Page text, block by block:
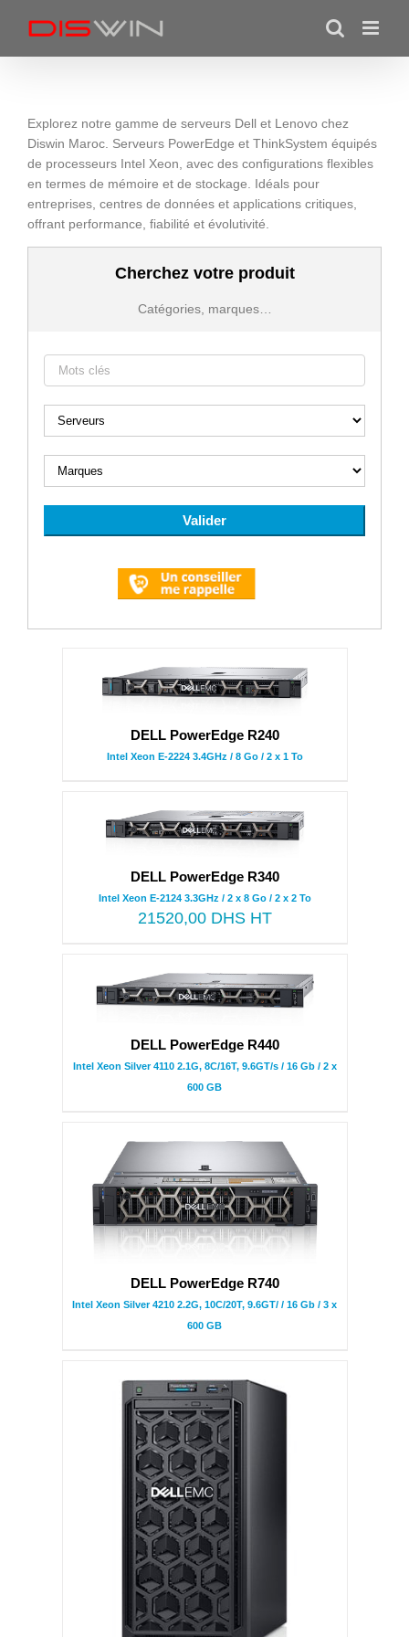
Explorez notre gamme de serveurs Dell et Lenovo chez
Diswin Maroc. Serveurs PowerEdge et ThinkSystem équipés
de processeurs Intel Xeon, avec des configurations flexibles
en termes de mémoire et de stockage. Idéals pour
entreprises, centres de données et applications critiques,
offrant performance, fiabilité et évolutivité.
Cherchez votre produit
Catégories, marques…
DELL PowerEdge R240
Intel Xeon E-2224 3.4GHz / 8 Go / 2 x 1 To
DELL PowerEdge R340
Intel Xeon E-2124 3.3GHz / 2 x 8 Go / 2 x 2 To
21520,00DHS HT
DELL PowerEdge R440
Intel Xeon Silver 4110 2.1G, 8C/16T, 9.6GT/s / 16 Gb / 2 x
600 GB
DELL PowerEdge R740
Intel Xeon Silver 4210 2.2G, 10C/20T, 9.6GT/ / 16 Gb / 3 x
600 GB